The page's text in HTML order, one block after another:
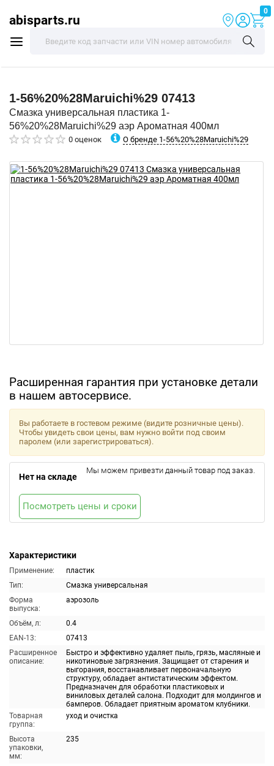
abisparts.ru
0
1-56%20%28Maruichi%29 07413
Смазка универсальная пластика 1-
56%20%28Maruichi%29 аэр Ароматная 400мл
0 оценок О бренде 1-56%20%28Maruichi%29
Расширенная гарантия при установке детали
в нашем автосервисе.
Характеристики
Применение:
пластик
Тип:
Смазка универсальная
Форма
выпуска:
аэрозоль
Объём, л:
0.4
EAN-13:
07413
Расширенное
описание:
Быстро и эффективно удаляет пыль, грязь, масляные и
никотиновые загрязнения. Защищает от старения и
выгорания, восстанавливает первоначальную
структуру, обладает антистатическим эффектом.
Предназначен для обработки пластиковых и
виниловых деталей салона. Подходит для молдингов и
бамперов. Обладает приятным ароматом клубники.
Товарная
группа:
уход и очистка
Высота
упаковки,
мм:
235
Вы работаете в гостевом режиме (видите розничные цены).
Чтобы увидеть свои цены, вам нужно войти под своим
паролем (или зарегистрироваться).
Нет на складе
Мы можем привезти данный товар под заказ.
Посмотреть цены и сроки